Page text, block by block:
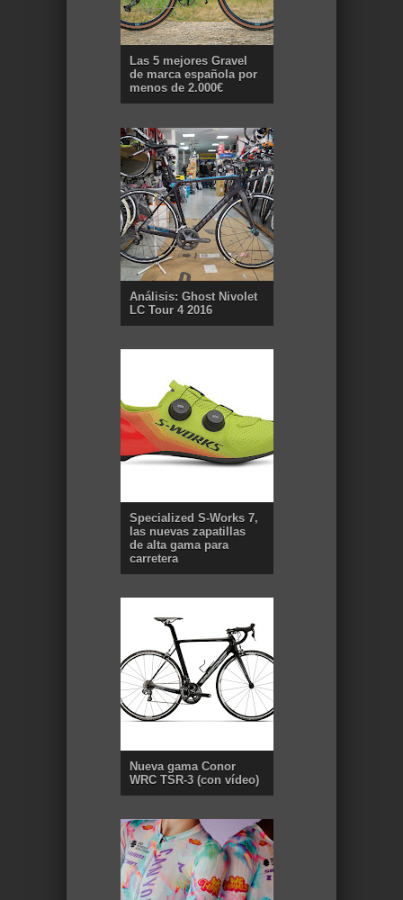
Las 5 mejores Gravel
de marca española por
menos de 2.000€
Análisis: Ghost Nivolet
LC Tour 4 2016
Specialized S-Works 7,
las nuevas zapatillas
de alta gama para
carretera
Nueva gama Conor
WRC TSR-3 (con vídeo)